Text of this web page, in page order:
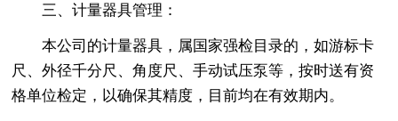
三、计量器具管理：
本公司的计量器具，属国家强检目录的，如游标卡
尺、外径千分尺、角度尺、手动试压泵等，按时送有资
格单位检定，以确保其精度，目前均在有效期内。